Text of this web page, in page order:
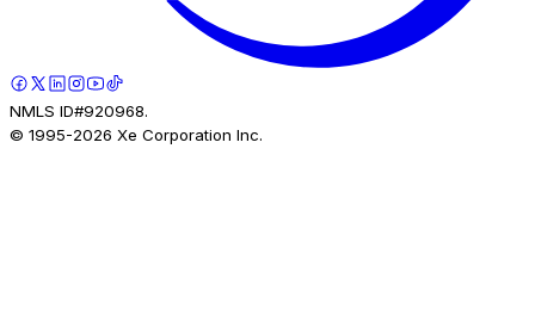
NMLS ID#920968.
© 1995-2026 Xe Corporation Inc.